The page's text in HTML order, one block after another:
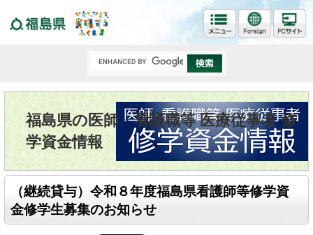
福島県の医師・看護職等 医療従事者 修
学資金情報
（継続貸与）令和８年度福島県看護師等修学資
金修学生募集のお知らせ